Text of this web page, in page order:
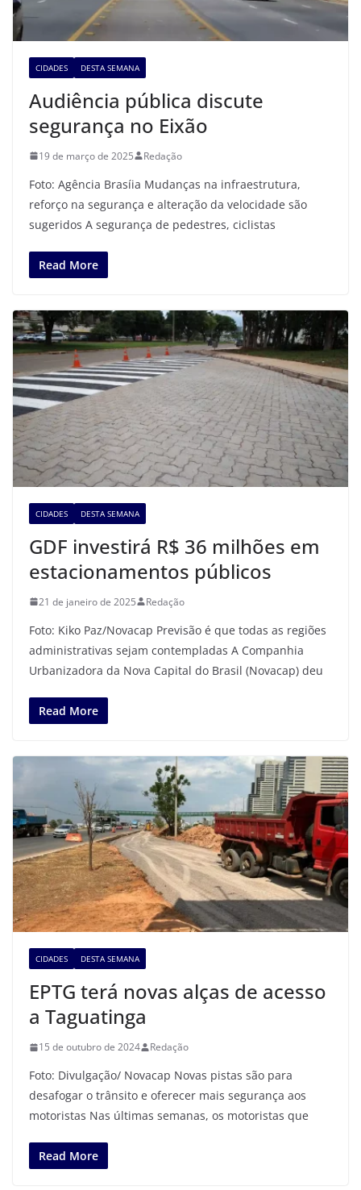
CIDADES DESTA SEMANA
Audiência pública discute
segurança no Eixão
19 de março de 2025 Redação
Foto: Agência Brasíia Mudanças na infraestrutura,
reforço na segurança e alteração da velocidade são
sugeridos A segurança de pedestres, ciclistas
Read More
CIDADES DESTA SEMANA
GDF investirá R$ 36 milhões em
estacionamentos públicos
21 de janeiro de 2025 Redação
Foto: Kiko Paz/Novacap Previsão é que todas as regiões
administrativas sejam contempladas A Companhia
Urbanizadora da Nova Capital do Brasil (Novacap) deu
Read More
CIDADES DESTA SEMANA
EPTG terá novas alças de acesso
a Taguatinga
15 de outubro de 2024 Redação
Foto: Divulgação/ Novacap Novas pistas são para
desafogar o trânsito e oferecer mais segurança aos
motoristas Nas últimas semanas, os motoristas que
Read More